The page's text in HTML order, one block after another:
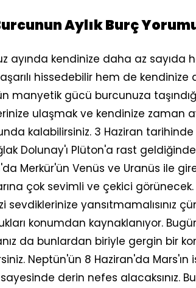
Aylık Burç
ayında kendinize daha az sayıda
hissedebilir hem de
manyetik gücü burcunuza
ulaşmak ve kendinize zaman
kalabilirsiniz. 3 Haziran tarihinde
Dolunay'ı Plüton'a rast geldiğinde
Merkür'ün Venüs ve Uranüs ile
çok sevimli ve çekici görünecek.
sevdiklerinize yansıtmamalısınız
konumdan kaynaklanıyor.
da bunlardan biriyle gergin bir
Neptün'ün 8 Haziran'da
derin nefes alacaksınız.